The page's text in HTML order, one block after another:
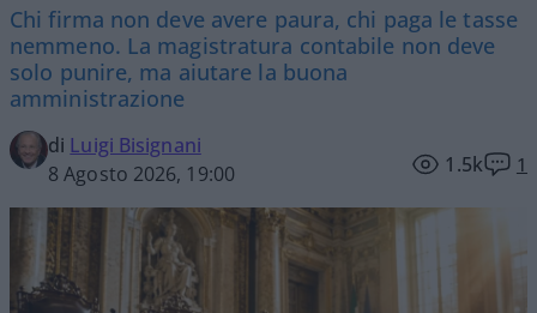
Chi firma non deve avere paura, chi paga le tasse
nemmeno. La magistratura contabile non deve
solo punire, ma aiutare la buona
amministrazione
di Luigi Bisignani
8 Agosto 2026, 19:00
1.5k 1